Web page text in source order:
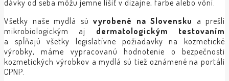
dávky od seba môžu jemne líšiť v dizajne, farbe alebo vôni.
Všetky naše mydlá sú vyrobené na Slovensku a prešli
mikrobiologickým aj dermatologickým testovaním
a spĺňajú všetky legislatívne požiadavky na kozmetické
výrobky, máme vypracovanú hodnotenie o bezpečnosti
kozmetických výrobkov a mydlá sú tiež oznámené na portáli
CPNP.